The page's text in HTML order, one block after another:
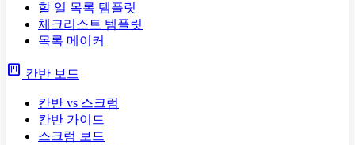
할 일 목록 템플릿
체크리스트 템플릿
목록 메이커
view_kanban 칸반 보드
칸반 vs 스크럼
칸반 가이드
스크럼 보드